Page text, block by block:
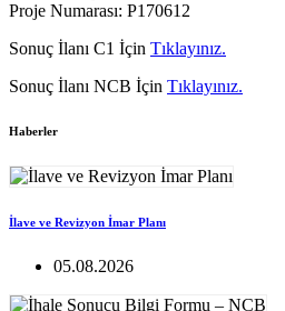
Proje Numarası: P170612
Sonuç İlanı C1 İçin Tıklayınız.
Sonuç İlanı NCB İçin Tıklayınız.
Haberler
İlave ve Revizyon İmar Planı
05.08.2026